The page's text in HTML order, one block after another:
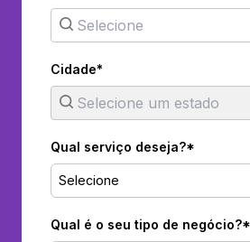
Cidade*
Qual serviço deseja?*
Selecione
Qual é o seu tipo de negócio?*